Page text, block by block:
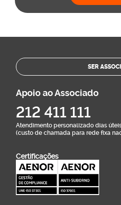
SER
Apoio ao Associado
212 411 111
Atendimento personalizado dias
(custo de chamada para rede fixa
Certificações